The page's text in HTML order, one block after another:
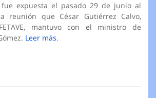
expuesta el pasado 29 de junio al
reunión que César Gutiérrez Calvo,
mantuvo con el ministro de
Leer más.